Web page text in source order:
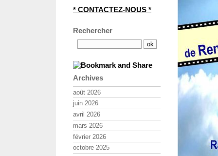
* CONTACTEZ-NOUS *
Rechercher
Archives
août 2026
juin 2026
avril 2026
mars 2026
février 2026
octobre 2025